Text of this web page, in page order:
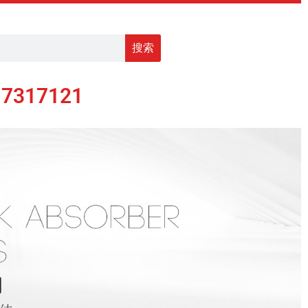
搜索